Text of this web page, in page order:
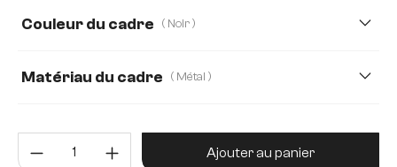
Couleur du cadre ( Noir )
Matériau du cadre ( Métal )
Edelstahl graphit Quantité de produit : Entrez la
Ajouter au panier